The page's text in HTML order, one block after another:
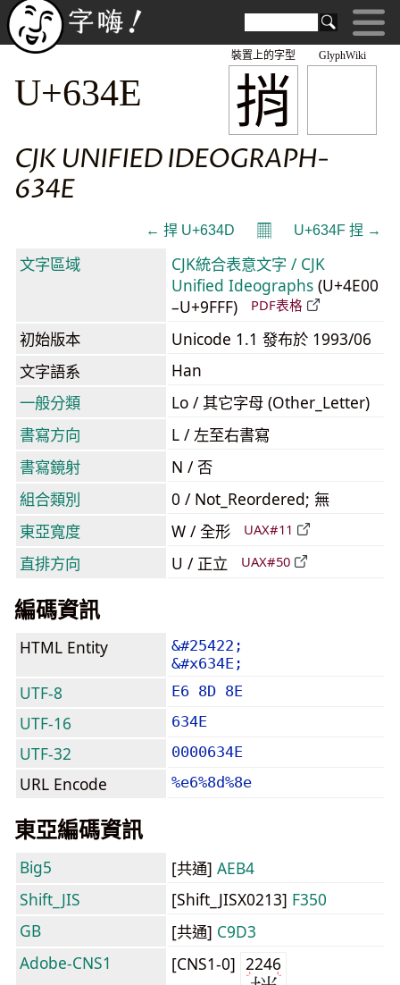
GlyphWiki
捎
裝置上的字型
U+634E
CJK UNIFIED IDEOGRAPH-
634E
← 捍 U+634D 𝄜 U+634F 捏 →
文字區域
CJK統合表意文字 / CJK
Unified Ideographs (U+4E00
–U+9FFF)
PDF表格
初始版本
Unicode 1.1 發布於 1993/06
文字語系
Han
一般分類
Lo / 其它字母 (Other_Letter)
書寫方向
L / 左至右書寫
書寫鏡射
N / 否
組合類別
0 / Not_Reordered; 無
東亞寬度
W / 全形 UAX#11
直排方向 U / 正立 UAX#50
編碼資訊
HTML Entity
&#25422;
&#x634E;
UTF-8 E6 8D 8E
UTF-16 634E
UTF-32 0000634E
URL Encode %e6%8d%8e
東亞編碼資訊
Big5 [共通] AEB4
Shift_JIS
[Shift_JISX0213] F350
GB
[共通] C9D3
Adobe-CNS1
[CNS1-0] 2246